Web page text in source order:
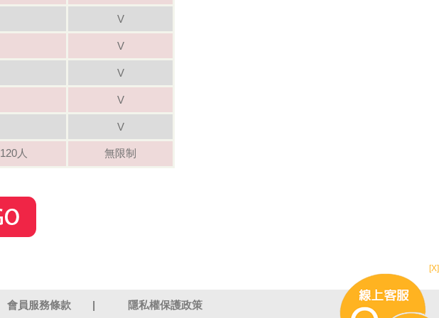
V
V
V
V
V
120人 無限制
會員服務條款 隱私權保護政策
[X]